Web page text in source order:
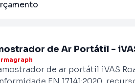
de Ar Portátil -
de ar portátil iVAS